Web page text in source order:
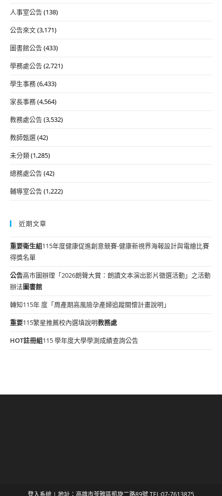
人事室公告(138)
公告來文(3,171)
圖書館公告(433)
學務處公告(2,721)
學生事務(6,433)
家長事務(4,564)
教務處公告(3,532)
教師甄選(42)
未分類(1,285)
總務處公告(42)
輔導室公告(1,222)
近期文章
重要衛生組115年度健康促進創意競賽-健康新視界海報設計與電繪比賽
得獎名單
公告高市圖辦理「2026朗聲大賞：朗讀文本演出影片徵選活動」之活動
辦法圖書館
轉知115年 度「周產期高風險孕產婦追蹤關懷計畫說明」
重要115繁星推薦校內選填說明教務處
HOT註冊組115 學年度大學學測成績查詢公告
登入系統 | 地址：高雄市苓雅區凱旋二路89號 TEL:07-7613875